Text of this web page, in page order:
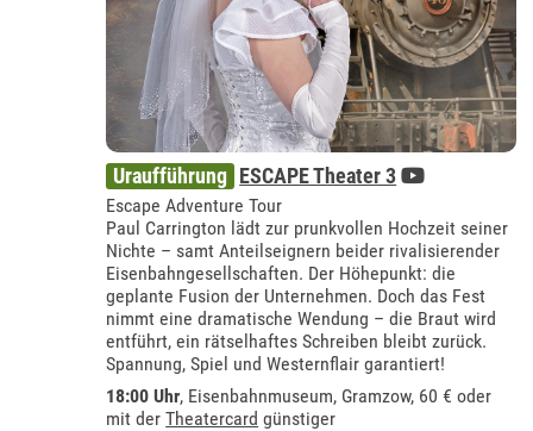
Uraufführung ESCAPE Theater 3
Escape Adventure Tour
Paul Carrington lädt zur prunkvollen Hochzeit seiner
Nichte – samt Anteilseignern beider rivalisierender
Eisenbahngesellschaften. Der Höhepunkt: die
geplante Fusion der Unternehmen. Doch das Fest
nimmt eine dramatische Wendung – die Braut wird
entführt, ein rätselhaftes Schreiben bleibt zurück.
Spannung, Spiel und Westernflair garantiert!
18:00 Uhr, Eisenbahnmuseum, Gramzow, 60 € oder
mit derTheatercard günstiger